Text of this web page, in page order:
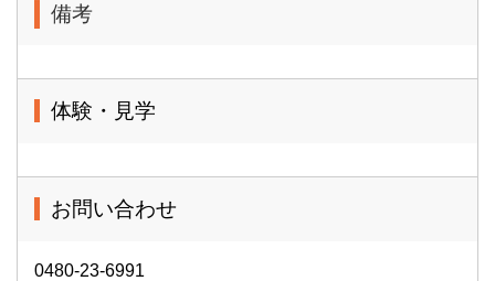
備考
体験・見学
お問い合わせ
0480-23-6991